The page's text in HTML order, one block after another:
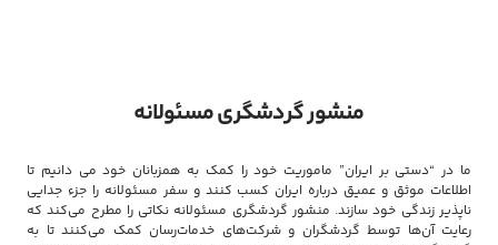
منشور گردشگری مسئولانه
ما در “دستی بر ایران” ماموریت خود را کمک به همزبانان خود می دانیم تا
اطلاعات موثق و عمیق درباره ایران کسب کنند و سفر مسئولانه را جزء جدایی
ناپذیر زندگی خود سازند. منشور گردشگری مسئولانه نکاتی را مطرح می‌کند که
رعایت آن‌ها توسط گردشگران و شرکت‌های خدمات‌رسان کمک می‌کنند تا به